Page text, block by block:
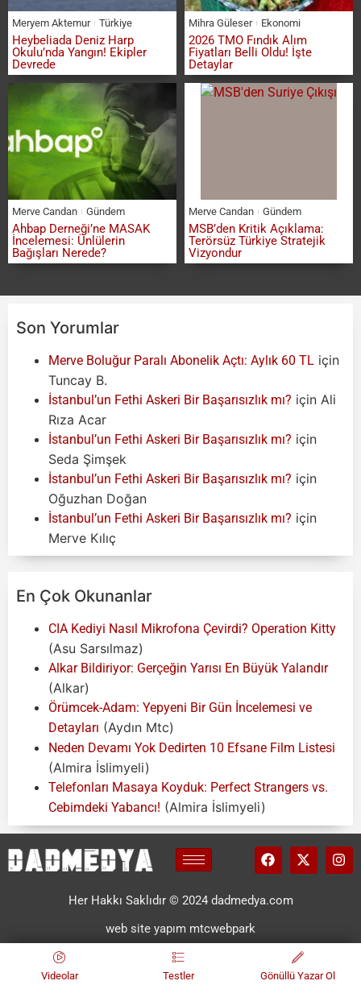
Meryem Aktemur Türkiye
Heybeliada Deniz Harp
Okulu’nda Yangın! Ekipler
Devrede
Mihra Güleser Ekonomi
2026 TMO Fındık Alım
Fiyatları Belli Oldu! İşte
Detaylar
Merve Candan Gündem
Ahbap Derneği’ne MASAK
İncelemesi: Ünlülerin
Bağışları Nerede?
Merve Candan Gündem
MSB’den Kritik Açıklama:
Terörsüz Türkiye Stratejik
Vizyondur
Son Yorumlar
Merve Boluğur Paralı Abonelik Açtı: Aylık 60 TL için
Tuncay B.
İstanbul’un Fethi Askeri Bir Başarısızlık mı? için Ali
Rıza Acar
İstanbul’un Fethi Askeri Bir Başarısızlık mı? için
Seda Şimşek
İstanbul’un Fethi Askeri Bir Başarısızlık mı? için
Oğuzhan Doğan
İstanbul’un Fethi Askeri Bir Başarısızlık mı? için
Merve Kılıç
En Çok Okunanlar
CIA Kediyi Nasıl Mikrofona Çevirdi? Operation Kitty
(Asu Sarsılmaz)
Alkar Bildiriyor: Gerçeğin Yarısı En Büyük Yalandır
(Alkar)
Örümcek-Adam: Yepyeni Bir Gün İncelemesi ve
Detayları (Aydın Mtc)
Neden Devamı Yok Dedirten 10 Efsane Film Listesi
(Almira İslimyeli)
Telefonları Masaya Koyduk: Perfect Strangers vs.
Cebimdeki Yabancı! (Almira İslimyeli)
Her Hakkı Saklıdır © 2024 dadmedya.com
web site yapım mtcwebpark
Videolar Testler Gönüllü Yazar Ol